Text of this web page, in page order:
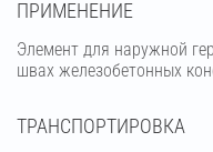
ПРИМЕНЕНИЕ
Элемент для наружной
швах железобетонных
ТРАНСПОРТИРОВКА